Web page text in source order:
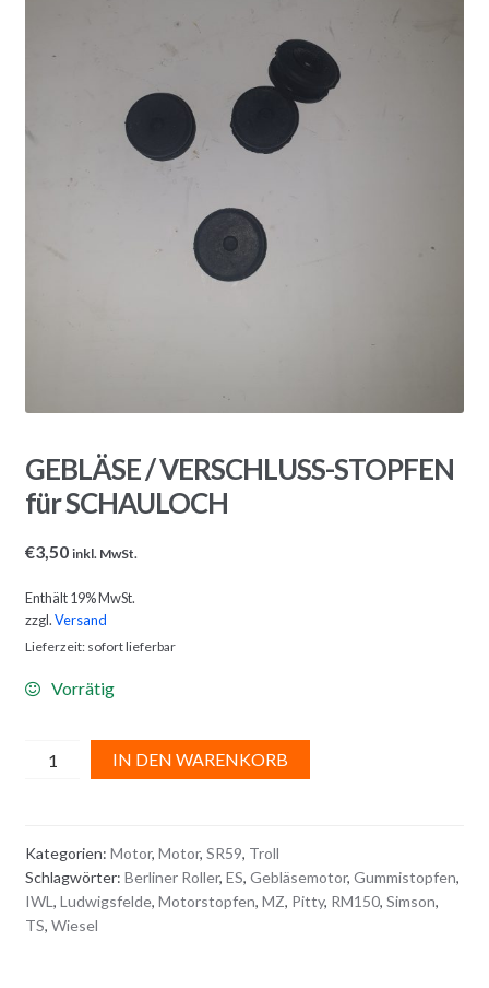
GEBLÄSE / VERSCHLUSS-STOPFEN
für SCHAULOCH
€3,50 inkl. MwSt.
Enthält 19% MwSt.
zzgl.Versand
Lieferzeit: sofort lieferbar
Vorrätig
GEBLÄSE
für
SCHAULOCH
Menge
IN DEN WARENKORB
Kategorien: Motor, Motor, SR59, Troll
Schlagwörter: Berliner Roller, ES, Gebläsemotor, Gummistopfen,
IWL , Ludwigsfelde, Motorstopfen, MZ, Pitty, RM150, Simson,
TS, Wiesel